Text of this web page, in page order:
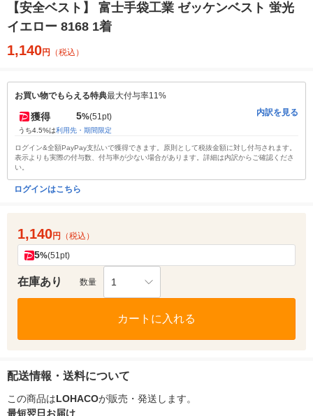
【安全ベスト】 富士手袋工業 ゼッケンベスト 蛍光
イエロー 8168 1着
1,140円 （税込）
お買い物でもらえる特典最大付与率11%
獲得 5%(51pt)
うち4.5%は利用先・期間限定
内訳を見る
ログイン&全額PayPay支払いで獲得できます。原則として税抜金額に対し付与されます。
表示よりも実際の付与数、付与率が少ない場合があります。詳細は内訳からご確認くださ
い。
ログインはこちら
1,140円 （税込）
5%(51pt)
在庫あり 数量 1
カートに入れる
配送情報・送料について
この商品はLOHACOが販売・発送します。
最短翌日お届け